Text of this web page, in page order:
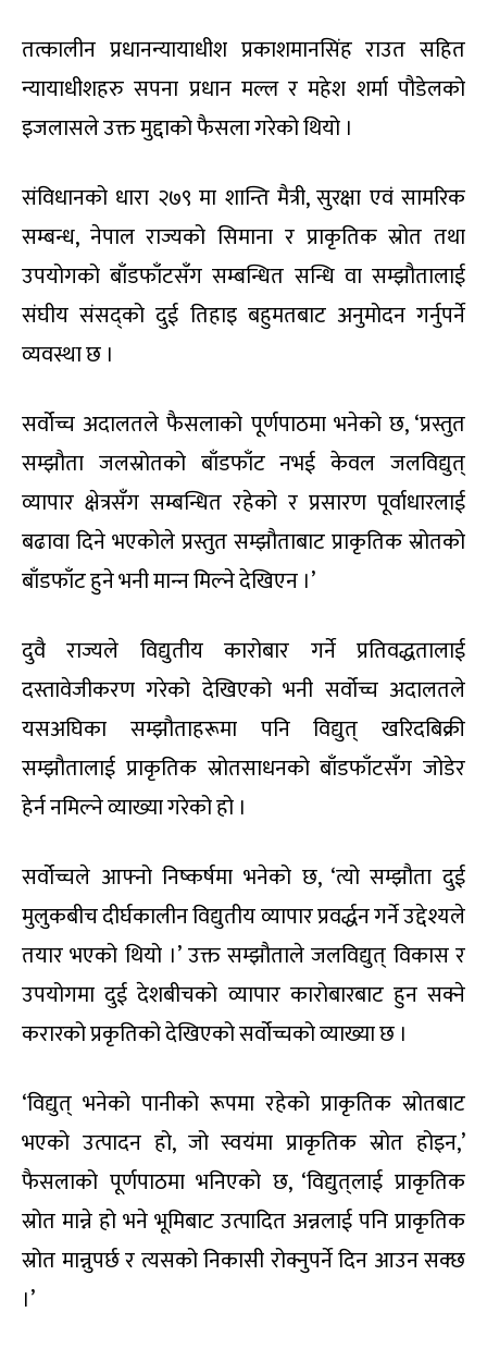
तत्कालीन प्रधानन्यायाधीश प्रकाशमानसिंह राउत सहित
न्यायाधीशहरु सपना प्रधान मल्ल र महेश शर्मा पौडेलको
इजलासले उक्त मुद्दाको फैसला गरेको थियो ।
संविधानको धारा २७९ मा शान्ति मैत्री, सुरक्षा एवं सामरिक
सम्बन्ध, नेपाल राज्यको सिमाना र प्राकृतिक स्रोत तथा
उपयोगको बाँडफाँटसँग सम्बन्धित सन्धि वा सम्झौतालाई
संघीय संसद्को दुई तिहाइ बहुमतबाट अनुमोदन गर्नुपर्ने
व्यवस्था छ ।
सर्वोच्च अदालतले फैसलाको पूर्णपाठमा भनेको छ, ‘प्रस्तुत
सम्झौता जलस्रोतको बाँडफाँट नभई केवल जलविद्युत्
व्यापार क्षेत्रसँग सम्बन्धित रहेको र प्रसारण पूर्वाधारलाई
बढावा दिने भएकोले प्रस्तुत सम्झौताबाट प्राकृतिक स्रोतको
बाँडफाँट हुने भनी मान्‍न मिल्ने देखिएन ।’
दुवै राज्यले विद्युतीय कारोबार गर्ने प्रतिवद्धतालाई
दस्तावेजीकरण गरेको देखिएको भनी सर्वोच्च अदालतले
यसअघिका सम्झौताहरूमा पनि विद्युत् खरिदबिक्री
सम्झौतालाई प्राकृतिक स्रोतसाधनको बाँडफाँटसँग जोडेर
हेर्न नमिल्ने व्याख्या गरेको हो ।
सर्वोच्चले आफ्नो निष्कर्षमा भनेको छ, ‘त्यो सम्झौता दुई
मुलुकबीच दीर्घकालीन विद्युतीय व्यापार प्रवर्द्धन गर्ने उद्देश्यले
तयार भएको थियो ।’ उक्त सम्झौताले जलविद्युत् विकास र
उपयोगमा दुई देशबीचको व्यापार कारोबारबाट हुन सक्ने
करारको प्रकृतिको देखिएको सर्वोच्चको व्याख्या छ ।
‘विद्युत् भनेको पानीको रूपमा रहेको प्राकृतिक स्रोतबाट
भएको उत्पादन हो, जो स्वयंमा प्राकृतिक स्रोत होइन,’
फैसलाको पूर्णपाठमा भनिएको छ, ‘विद्युत्‌लाई प्राकृतिक
स्रोत मान्ने हो भने भूमिबाट उत्पादित अन्नलाई पनि प्राकृतिक
स्रोत मान्नुपर्छ र त्यसको निकासी रोक्नुपर्ने दिन आउन सक्छ
।’